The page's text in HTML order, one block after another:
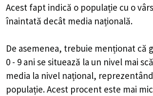
Acest fapt indică o populație cu o
înaintată decât media națională.
De asemenea, trebuie menționat că
0 - 9 ani se situează la un nivel mai
media la nivel național,
populație. Acest procent este mai